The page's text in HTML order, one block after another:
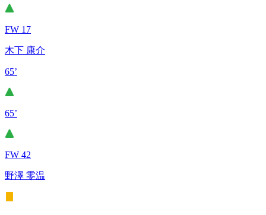
FW 17
木下 康介
65’
65’
FW 42
野澤 零温